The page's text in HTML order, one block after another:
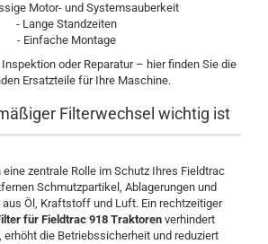
Motor- und Systemsauberkeit
- Lange Standzeiten
- Einfache Montage
oder Reparatur – hier finden Sie die
Ersatzteile für Ihre Maschine.
Filterwechsel wichtig ist
eine zentrale Rolle im Schutz Ihres Fieldtrac
Schmutzpartikel, Ablagerungen und
aus Öl, Kraftstoff und Luft. Ein rechtzeitiger
für Fieldtrac 918 Traktoren verhindert
erhöht die Betriebssicherheit und reduziert